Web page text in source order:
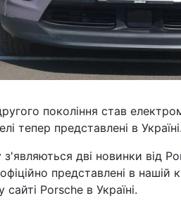
покоління став
тепер представлені в Україні.
дві новинки від
представлені в
Porsche в Україні.